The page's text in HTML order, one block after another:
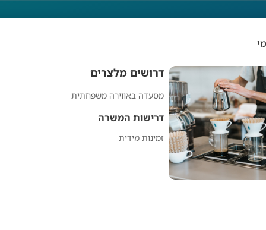
דרושים מלצרים
מסעדה באווירה משפחתית
דרישות המשרה
זמינות מידית
דרושים מלצרים